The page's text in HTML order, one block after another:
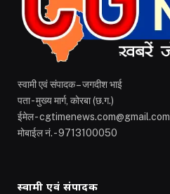
स्वामी एवं संपादक – जगदीश भाई
पता - मुख्य मार्ग, कोरबा (छ.ग.)
ईमेल - cgtimenews.com@gmail.com
मोबाईल नं. - 9713100050
स्वामी एवं संपादक